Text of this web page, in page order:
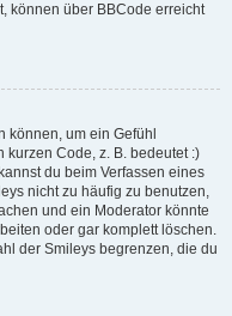
können über BBCode erreicht
können, um ein Gefühl
Code, z. B. bedeutet :)
du beim Verfassen eines
nicht zu häufig zu benutzen,
und ein Moderator könnte
oder gar komplett löschen.
der Smileys begrenzen, die du